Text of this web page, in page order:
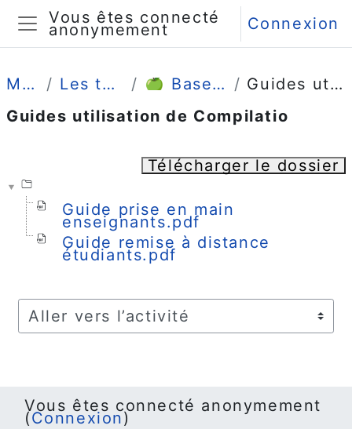
Passer au contenu principal
Panneau latéral
Vous êtes connecté
anonymement Connexion
Mes cours Les tutos enseignants 🍏 Bases de connaissances
Guides utilisation de Compilatio
Guides utilisation de Compilatio
Télécharger le dossier
Guide prise en main
enseignants.pdf
Guide remise à distance
étudiants.pdf
Aller vers l’activité
Vous êtes connecté anonymement
(Connexion)